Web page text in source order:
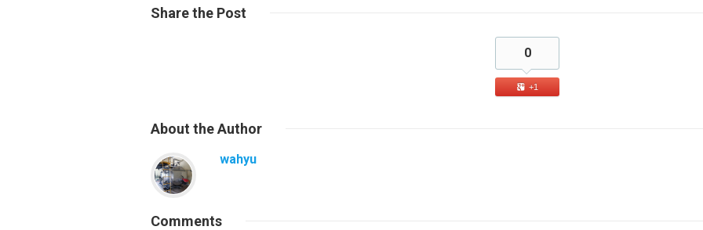
Sharethe Post
0
+1
About the Author
wahyu
Comments